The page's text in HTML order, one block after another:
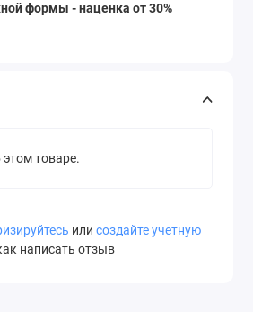
формы - наценка от 30%
товаре.
или создайте учетную
написать отзыв